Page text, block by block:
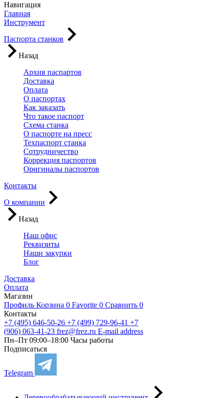
Навигация
Главная
Инструмент
Паспорта станков
Назад
Архив паспартов
Доставка
Оплата
О паспортах
Как заказать
Что такое паспорт
Схема станка
О паспорте на пресс
Техпаспорт станка
Сотрудничество
Коррекция паспортов
Оригиналы паспортов
Контакты
О компании
Назад
Наш офис
Реквизиты
Наши закупки
Блог
Доставка
Оплата
Магазин
Профиль Корзина 0 Favorite 0 Сравнить 0
Контакты
+7 (495) 646-50-26 +7 (499) 729-96-41 +7
(906) 063-41-23 frez@frez.ru E-mail address
Пн–Пт 09:00–18:00 Часы работы
Подписаться
Telegram